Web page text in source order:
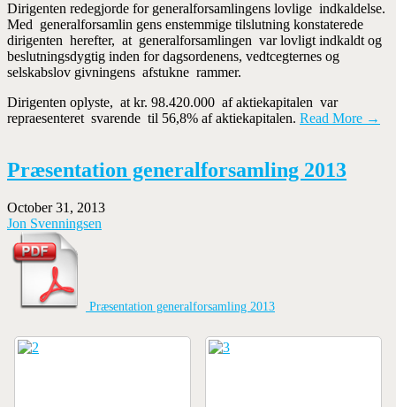
Dirigenten redegjorde for generalforsamlingens lovlige indkaldelse.
Med generalforsamlin­ gens enstemmige tilslutning konstaterede
dirigenten herefter, at generalforsamlingen var lovligt indkaldt og
beslutningsdygtig inden for dagsordenens, vedtcegternes og
selskabslov­ givningens afstukne rammer.
Dirigenten oplyste, at kr. 98.420.000 af aktiekapitalen var
repraesenteret svarende til 56,8% af aktiekapitalen. Read More →
Præsentation generalforsamling 2013
October 31, 2013
Jon Svenningsen
Præsentation generalforsamling 2013